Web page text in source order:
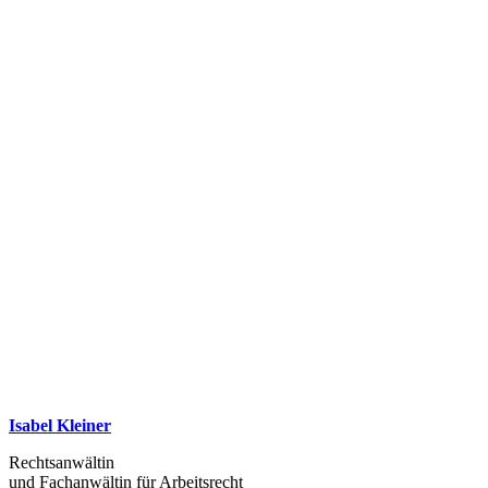
Isabel Kleiner
Rechtsanwältin
und Fachanwältin für Arbeitsrecht